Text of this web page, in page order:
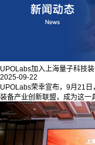
UPOLabs加入上海量子科技
2025-09-22
UPOLabs荣幸宣布，9月21
装备产业创新联盟，成为这一